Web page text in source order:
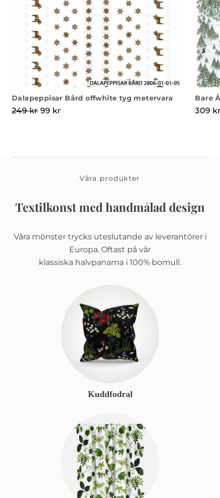
Dalapeppisar Bård offwhite tyg metervara
249kr Det ursprungliga priset var: 249 kr.
99 kr
Bare
309
Våra produkter
Textilkonst med handmålad design
Våra mönster trycks uteslutande av leverantörer i
Europa. Oftast på vår
klassiska halvpanama i 100% bomull.
Kuddfodral